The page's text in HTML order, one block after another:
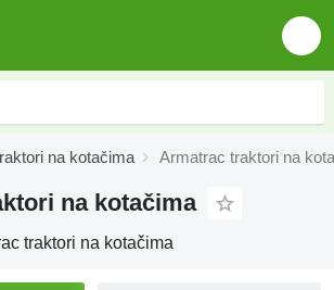
na kotačima Armatrac traktori na
na kotačima
traktori na kotačima